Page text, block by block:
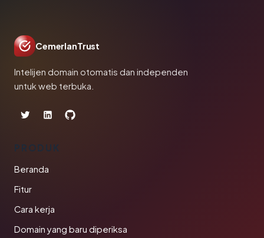
CemerlanTrust
Intelijen domain otomatis dan independen
untuk web terbuka.
PRODUK
Beranda
Fitur
Cara kerja
Domain yang baru diperiksa